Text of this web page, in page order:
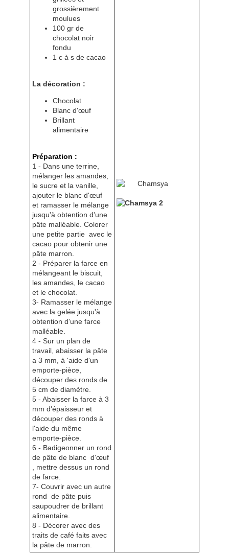
grossièrement
moulues
100 gr de
chocolat noir
fondu
1 c à s de cacao
La décoration :
Chocolat
Blanc d'œuf
Brillant
alimentaire
Préparation :
1 - Dans une terrine,
mélanger les amandes,
le sucre et la vanille,
ajouter le blanc d'œuf
et ramasser le mélange
jusqu'à obtention d'une
pâte malléable. Colorer
une petite partie avec le
cacao pour obtenir une
pâte marron.
2 - Préparer la farce en
mélangeant le biscuit,
les amandes, le cacao
et le chocolat.
3- Ramasser le mélange
avec la gelée jusqu'à
obtention d'une farce
malléable.
4 - Sur un plan de
travail, abaisser la pâte
a 3 mm, à 'aide d'un
emporte-pièce,
découper des ronds de
5 cm de diamètre.
5 - Abaisser la farce à 3
mm d'épaisseur et
découper des ronds à
l'aide du même
emporte-pièce.
6 - Badigeonner un rond
de pâte de blanc d'œuf
, mettre dessus un rond
de farce.
7- Couvrir avec un autre
rond de pâte puis
saupoudrer de brillant
alimentaire.
8 - Décorer avec des
traits de café faits avec
la pâte de marron.